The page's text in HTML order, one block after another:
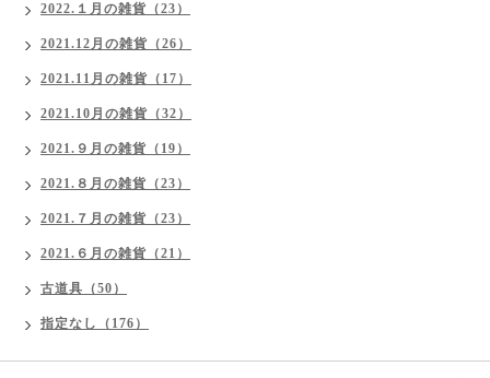
2022.１月の雑貨（23）
2021.12月の雑貨（26）
2021.11月の雑貨（17）
2021.10月の雑貨（32）
2021.９月の雑貨（19）
2021.８月の雑貨（23）
2021.７月の雑貨（23）
2021.６月の雑貨（21）
古道具（50）
指定なし（176）